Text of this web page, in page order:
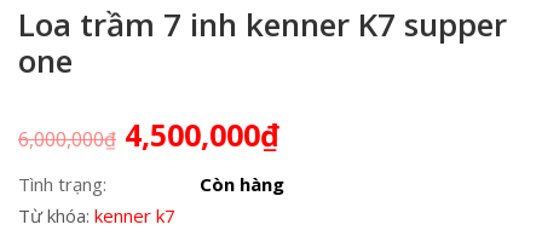
Loa trầm 7 inh kenner K7 supper
one
6,000,000₫ 4,500,000₫
Tình trạng:
Còn hàng
Từ khóa: kenner k7